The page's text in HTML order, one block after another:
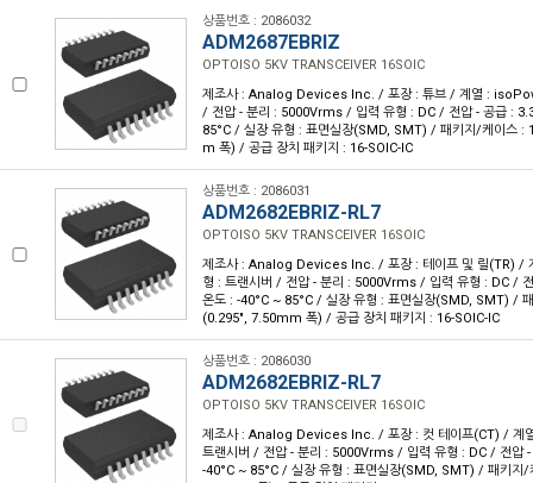
상품번호 : 2086032
ADM2687EBRIZ
OPTOISO 5KV TRANSCEIVER 16SOIC
제조사 : Analog Devices Inc. / 포장 : 튜브 / 계열 :
/ 전압 - 분리 : 5000Vrms / 입력 유형 : DC / 전압 - 공급 :
85°C / 실장 유형 : 표면실장(SMD, SMT) / 패키지/케이스 :
m 폭) / 공급 장치 패키지 : 16-SOIC-IC
상품번호 : 2086031
ADM2682EBRIZ-RL7
OPTOISO 5KV TRANSCEIVER 16SOIC
제조사 : Analog Devices Inc. / 포장 : 테이프 및 릴(TR)
형 : 트랜시버 / 전압 - 분리 : 5000Vrms / 입력 유형 : DC /
온도 : -40°C ~ 85°C / 실장 유형 : 표면실장(SMD, SMT) /
(0.295", 7.50mm 폭) / 공급 장치 패키지 : 16-SOIC-IC
상품번호 : 2086030
ADM2682EBRIZ-RL7
OPTOISO 5KV TRANSCEIVER 16SOIC
제조사 : Analog Devices Inc. / 포장 : 컷 테이프(CT) /
트랜시버 / 전압 - 분리 : 5000Vrms / 입력 유형 : DC / 전압
-40°C ~ 85°C / 실장 유형 : 표면실장(SMD, SMT) / 패키지